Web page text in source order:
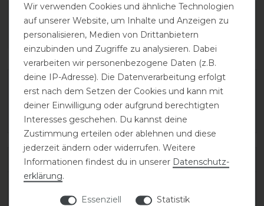
Wie hat dir die Artikelbeschreibung
gefallen?
Varianten-ID:138316
SKU:salentino/02-quick-black/toplucido-40-
Wir verwenden Cookies und ähnliche Technologien
auf unserer Website, um Inhalte und Anzeigen zu
personalisieren, Medien von Drittanbietern
einzubinden und Zugriffe zu analysieren. Dabei
verarbeiten wir personenbezogene Daten (z.B.
deine IP-Adresse). Die Datenverarbeitung erfolgt
erst nach dem Setzen der Cookies und kann mit
deiner Einwilligung oder aufgrund berechtigten
Interesses geschehen. Du kannst deine
Zustimmung erteilen oder ablehnen und diese
jederzeit ändern oder widerrufen. Weitere
Informationen findest du in unserer Daten­schutz­
erklärung.
Essenziell Statistik